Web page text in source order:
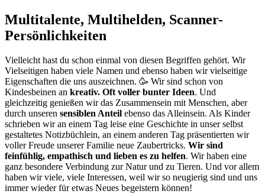
Multitalente, Multihelden, Scanner-
Persönlichkeiten
Vielleicht hast du schon einmal von diesen Begriffen gehört. Wir
Vielseitigen haben viele Namen und ebenso haben wir vielseitige
Eigenschaften die uns auszeichnen. 🥳 Wir sind schon von
Kindesbeinen an kreativ. Oft voller bunter Ideen. Und
gleichzeitig genießen wir das Zusammensein mit Menschen, aber
durch unseren sensiblen Anteil ebenso das Alleinsein. Als Kinder
schrieben wir an einem Tag leise eine Geschichte in unser selbst
gestaltetes Notizbüchlein, an einem anderen Tag präsentierten wir
voller Freude unserer Familie neue Zaubertricks. Wir sind
feinfühlig, empathisch und lieben es zu helfen. Wir haben eine
ganz besondere Verbindung zur Natur und zu Tieren. Und vor allem
haben wir viele, viele Interessen, weil wir so neugierig sind und uns
immer wieder für etwas Neues begeistern können!